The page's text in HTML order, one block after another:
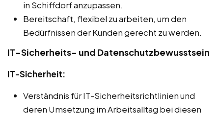
in Schiffdorf anzupassen.
Bereitschaft, flexibel zu arbeiten, um den
Bedürfnissen der Kunden gerecht zu werden.
IT-Sicherheits- und Datenschutzbewusstsein
IT-Sicherheit:
Verständnis für IT-Sicherheitsrichtlinien und
deren Umsetzung im Arbeitsalltag bei diesen